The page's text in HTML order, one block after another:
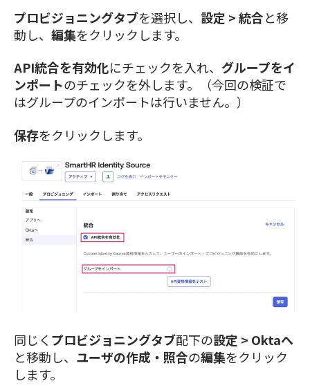
プロビジョニングタブを選択し、 設定 > 統合と移
動し、 編集をクリックします。
API統合を有効化にチェックを入れ、 グループをイ
ンポートのチェックを外します。（今回の検証で
はグループのインポートは行いません。）
保存をクリックします。
同じく プロビジョニングタブ配下の設定 > Oktaへ
と移動し、 ユーザの作成・照合の編集をクリック
します。